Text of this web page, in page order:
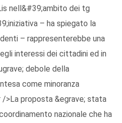
nell&#39;ambito dei tg
– ha spiegato la
– rappresenterebbe una
interessi dei cittadini ed in
debole della
come minoranza
/>La proposta &egrave; stata
nazionale che ha